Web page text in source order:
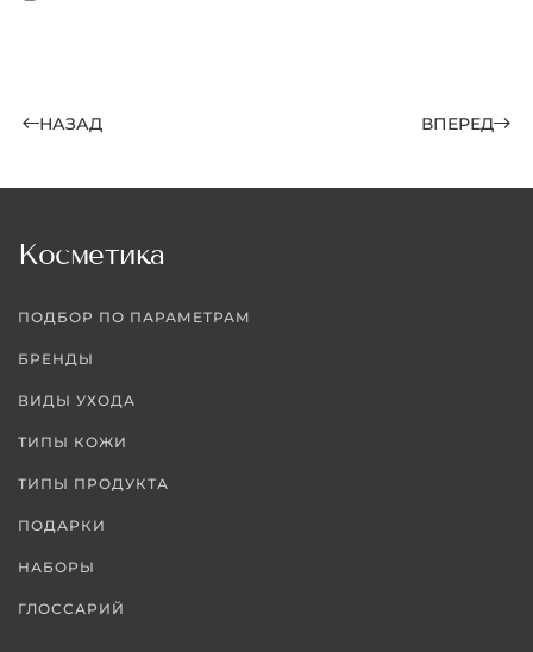
НАЗАД ВПЕРЕД
Косметика
ПОДБОР ПО ПАРАМЕТРАМ
БРЕНДЫ
ВИДЫ УХОДА
ТИПЫ КОЖИ
ТИПЫ ПРОДУКТА
ПОДАРКИ
НАБОРЫ
ГЛОССАРИЙ